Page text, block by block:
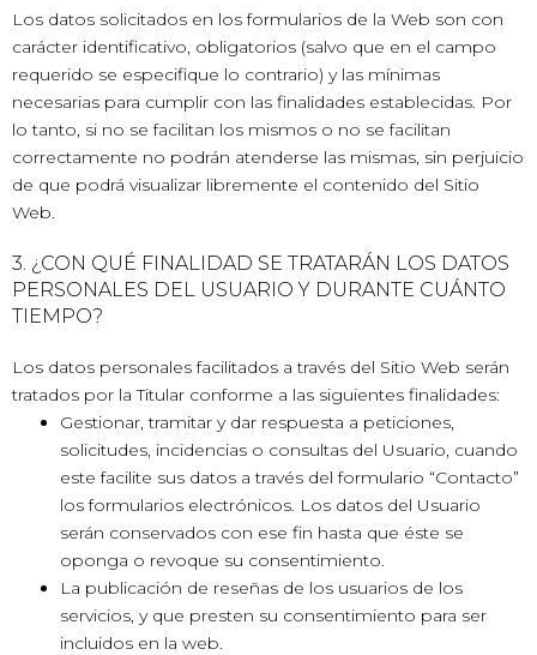
Los datos solicitados en los formularios de la Web son con
carácter identificativo, obligatorios (salvo que en el campo
requerido se especifique lo contrario) y las mínimas
necesarias para cumplir con las finalidades establecidas. Por
lo tanto, si no se facilitan los mismos o no se facilitan
correctamente no podrán atenderse las mismas, sin perjuicio
de que podrá visualizar libremente el contenido del Sitio
Web.
3. ¿CON QUÉ FINALIDAD SE TRATARÁN LOS DATOS
PERSONALES DEL USUARIO Y DURANTE CUÁNTO
TIEMPO?
Los datos personales facilitados a través del Sitio Web serán
tratados por la Titular conforme a las siguientes finalidades:
Gestionar, tramitar y dar respuesta a peticiones,
solicitudes, incidencias o consultas del Usuario, cuando
este facilite sus datos a través del formulario “Contacto”
los formularios electrónicos. Los datos del Usuario
serán conservados con ese fin hasta que éste se
oponga o revoque su consentimiento.
La publicación de reseñas de los usuarios de los
servicios, y que presten su consentimiento para ser
incluidos en la web.